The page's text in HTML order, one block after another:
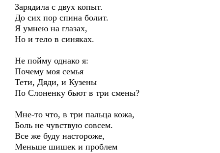
Зарядила с двух копыт.
До сих пор спина болит.
Я умнею на глазах,
Но и тело в синяках.
Не пойму однако я:
Почему моя семья
Тети, Дяди, и Кузены
По Слоненку бьют в три смены?
Мне-то что, в три пальца кожа,
Боль не чувствую совсем.
Все же буду настороже,
Меньше шишек и проблем